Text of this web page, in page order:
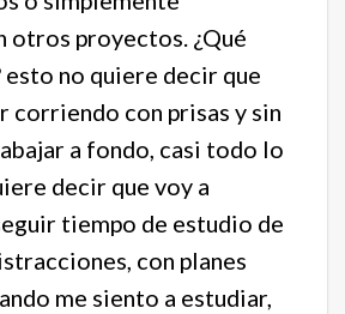
otros proyectos. ¿Qué
no quiere decir que
corriendo con prisas y sin
a fondo, casi todo lo
decir que voy a
tiempo de estudio de
con planes
me siento a estudiar,